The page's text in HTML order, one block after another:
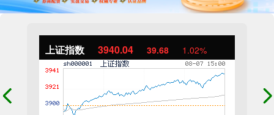
上证指数 3940.04 39.68 1.02%